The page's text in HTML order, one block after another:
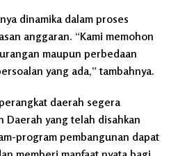
dinamika dalam proses
anggaran. “Kami memohon
maupun perbedaan
yang ada,” tambahnya.
daerah segera
Daerah yang telah disahkan
program pembangunan dapat